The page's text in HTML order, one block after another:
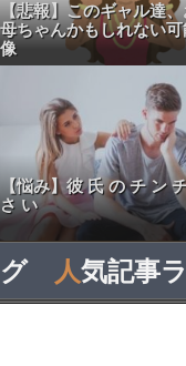
【悲報】このギャル達
母ちゃんかもしれない
像
【悩み】彼 氏 の チ ン
さ い
人気記事